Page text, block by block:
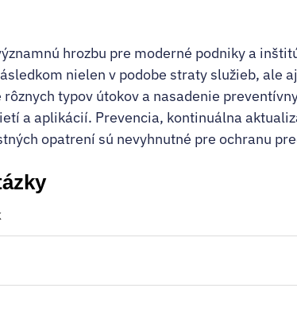
hrozbu pre moderné podniky a
nielen v podobe straty služieb, ale
typov útokov a nasadenie
a aplikácií. Prevencia, kontinuálna
opatrení sú nevyhnutné pre ochranu